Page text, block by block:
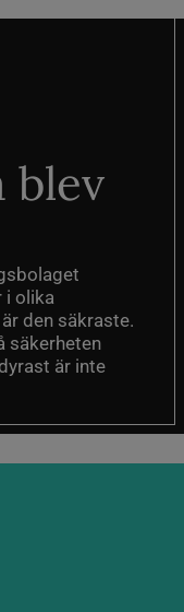
blev
i olika
den säkraste.
säkerheten
är inte